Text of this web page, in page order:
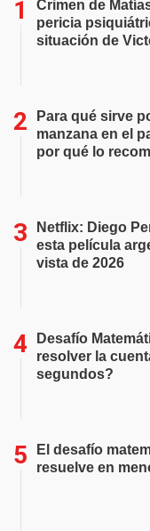
Crimen de
pericia
situación de
Para qué sirve
manzana en el
por qué lo
Netflix: Diego
esta película
vista de 2026
Desafío
resolver la
segundos?
El desafío
resuelve en